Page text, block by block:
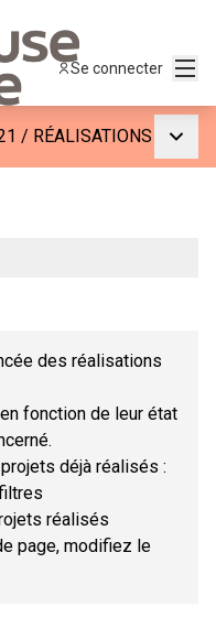
Se connecter
/ RÉALISATIONS
des réalisations
fonction de leur état
déjà réalisés :
réalisés
page, modifiez le